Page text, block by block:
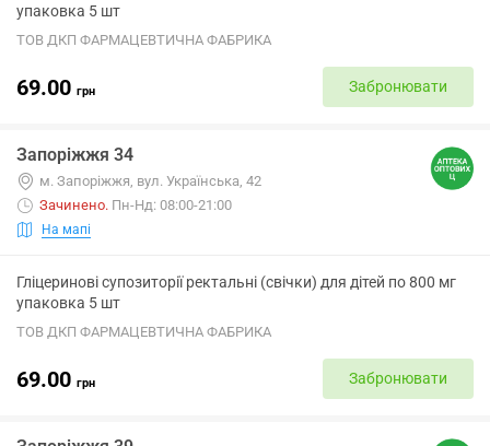
упаковка 5 шт
ТОВ ДКП ФАРМАЦЕВТИЧНА ФАБРИКА
69.00 грн Забронювати
Запоріжжя 34
м. Запоріжжя, вул. Українська, 42
Зачинено. Пн-Нд: 08:00-21:00
На мапі
Гліцеринові супозиторії ректальні (свічки) для дітей по 800 мг
упаковка 5 шт
ТОВ ДКП ФАРМАЦЕВТИЧНА ФАБРИКА
69.00 грн Забронювати